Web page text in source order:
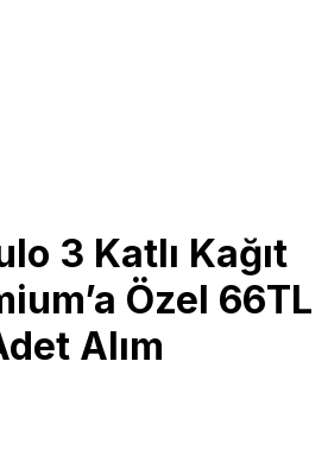
3 Katlı Kağıt
Özel 66TL
Alım